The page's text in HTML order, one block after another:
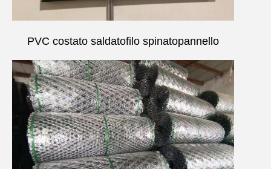
PVC costato saldatofilo spinatopannello